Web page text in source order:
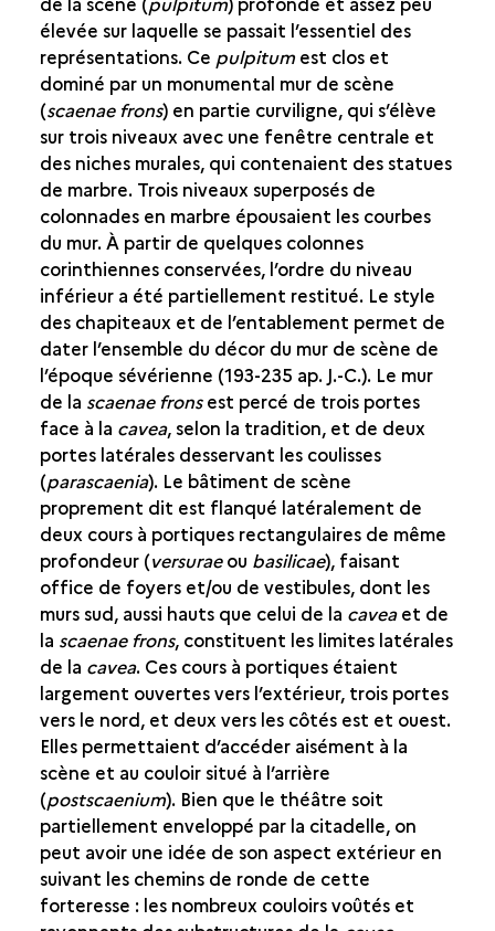
élevée sur laquelle se passait l’essentiel des
représentations. Ce pulpitumest clos et
dominé par un monumental mur de scène
(scaenae frons) en partie curviligne, qui s’élève
sur trois niveaux avec une fenêtre centrale et
des niches murales, qui contenaient des statues
de marbre. Trois niveaux superposés de
colonnades en marbre épousaient les courbes
du mur. À partir de quelques colonnes
corinthiennes conservées, l’ordre du niveau
inférieur a été partiellement restitué. Le style
des chapiteaux et de l’entablement permet de
dater l’ensemble du décor du mur de scène de
l’époque sévérienne (193-235 ap. J.-C.). Le mur
de la scaenae fronsest percé de trois portes
face à la cavea, selon la tradition, et de deux
portes latérales desservant les coulisses
(parascaenia). Le bâtiment de scène
proprement dit est flanqué latéralement de
deux cours à portiques rectangulaires de même
profondeur (versuraeou basilicae), faisant
office de foyers et/ou de vestibules, dont les
murs sud, aussi hauts que celui de la caveaet de
la scaenae frons, constituent les limites latérales
de la cavea. Ces cours à portiques étaient
largement ouvertes vers l’extérieur, trois portes
vers le nord, et deux vers les côtés est et ouest.
Elles permettaient d’accéder aisément à la
scène et au couloir situé à l’arrière
(postscaenium). Bien que le théâtre soit
partiellement enveloppé par la citadelle, on
peut avoir une idée de son aspect extérieur en
suivant les chemins de ronde de cette
forteresse : les nombreux couloirs voûtés et